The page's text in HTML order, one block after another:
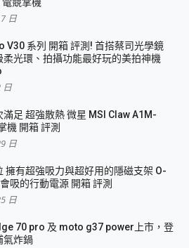
日
V30 系列 開箱 評測! 首搭蔡司光學鏡
柔光環、拍攝功能最好玩的美拍神機
日
滿足 超強散熱 微星 MSI Claw A1M-
機 開箱 評測
日
擁有超強吸力與超好用的隱磁支架 O-
吸的行動電源 開箱 評測
日
70 pro 及 moto g37 power上市，登
氣炸鍋